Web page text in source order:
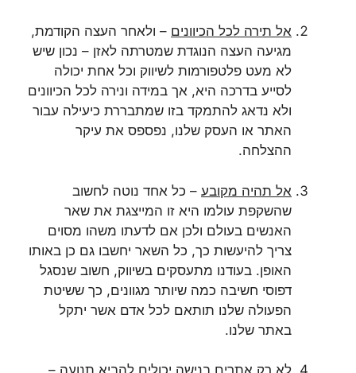
אל תירה לכל הכיוונים – ולאחר העצה הקודמת,
מגיעה העצה הנוגדת שמטרתה לאזן – נכון שיש
לא מעט פלטפורמות לשיווק וכל אחת יכולה
לסייע בדרכה היא, אך במידה ונירה לכל הכיוונים
ולא נדאג להתמקד בזו שמתבררת כיעילה עבור
האתר או העסק שלנו, נפספס את עיקר
ההצלחה.
אל תהיה מקובע – כל אחד נוטה לחשוב
שהשקפת עולמו היא זו המייצגת את שאר
האנשים בעולם ולכן אם לדעתו משהו מסוים
צריך להיעשות כך, כל השאר יחשבו גם כן באותו
האופן. בעודנו מתעסקים בשיווק, חשוב שנסגל
דפוסי חשיבה כמה שיותר מגוונים, כך ששיטת
הפעולה שלנו תותאם לכל אדם אשר יתקל
באתר שלנו.
לא רק אתרים בנישה יכולים להביא תנועה –